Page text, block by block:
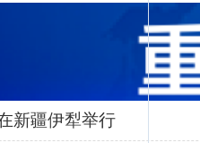
新疆伊犁举行